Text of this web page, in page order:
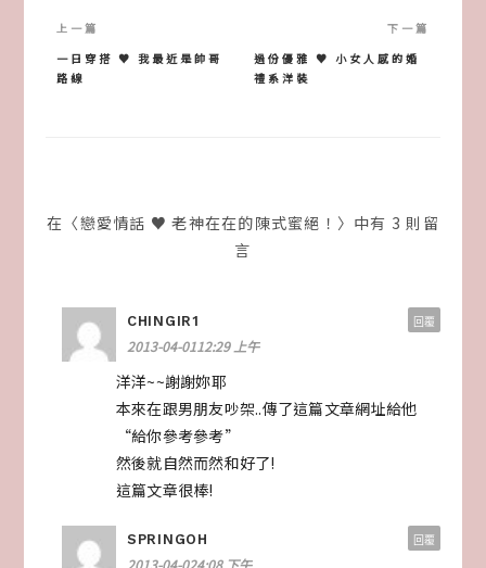
文
章
一日穿搭 ♥ 我最近是帥哥
路線
過份優雅 ♥ 小女人感的婚
禮系洋裝
在〈戀愛情話 ♥ 老神在在的陳式蜜絕！〉中有 3 則留
言
CHINGIR1
2013-04-0112:29 上午
洋洋~~謝謝妳耶
本來在跟男朋友吵架..傳了這篇文章網址給他
“給你參考參考”
然後就自然而然和好了!
這篇文章很棒!
回覆
SPRINGOH
2013-04-024:08 下午
回覆